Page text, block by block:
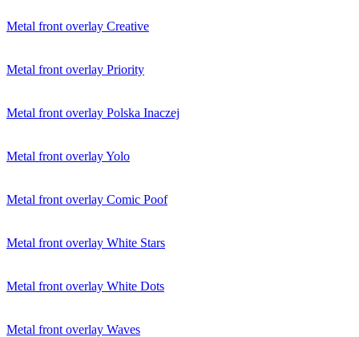
Metal front overlay Creative
Metal front overlay Priority
Metal front overlay Polska Inaczej
Metal front overlay Yolo
Metal front overlay Comic Poof
Metal front overlay White Stars
Metal front overlay White Dots
Metal front overlay Waves